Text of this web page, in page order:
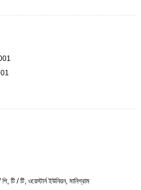
টি / টি, ওয়েস্টার্ন ইউনিয়ন, মানিগ্রাম